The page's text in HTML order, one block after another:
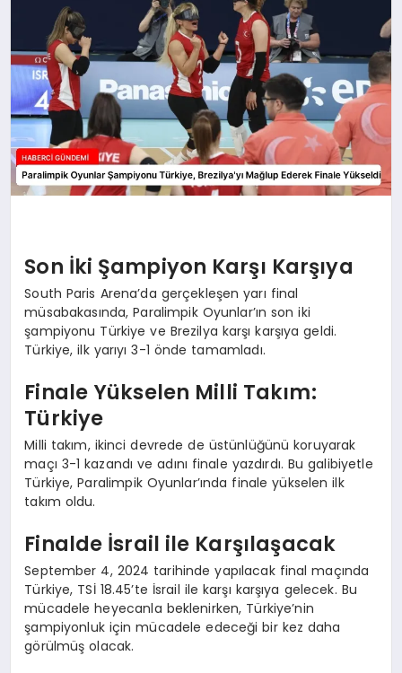
Son İki Şampiyon Karşı Karşıya
South Paris Arena’da gerçekleşen yarı final
müsabakasında, Paralimpik Oyunlar’ın son iki
şampiyonu Türkiye ve Brezilya karşı karşıya geldi.
Türkiye, ilk yarıyı 3-1 önde tamamladı.
Finale Yükselen Milli Takım:
Türkiye
Milli takım, ikinci devrede de üstünlüğünü koruyarak
maçı 3-1 kazandı ve adını finale yazdırdı. Bu galibiyetle
Türkiye, Paralimpik Oyunlar’ında finale yükselen ilk
takım oldu.
Finalde İsrail ile Karşılaşacak
September 4, 2024 tarihinde yapılacak final maçında
Türkiye, TSİ 18.45’te İsrail ile karşı karşıya gelecek. Bu
mücadele heyecanla beklenirken, Türkiye’nin
şampiyonluk için mücadele edeceği bir kez daha
görülmüş olacak.